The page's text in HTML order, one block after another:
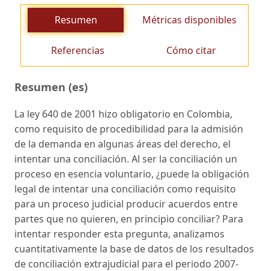
Resumen Métricas disponibles
Referencias Cómo citar
Resumen (es)
La ley 640 de 2001 hizo obligatorio en Colombia,
como requisito de procedibilidad para la admisión
de la demanda en algunas áreas del derecho, el
intentar una conciliación. Al ser la conciliación un
proceso en esencia voluntario, ¿puede la obligación
legal de intentar una conciliación como requisito
para un proceso judicial producir acuerdos entre
partes que no quieren, en principio conciliar? Para
intentar responder esta pregunta, analizamos
cuantitativamente la base de datos de los resultados
de conciliación extrajudicial para el periodo 2007-